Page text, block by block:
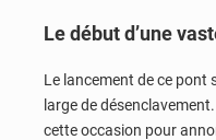
Le début d’une
Le lancement de ce pont
large de
cette occasion pour